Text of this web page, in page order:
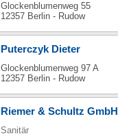
Glockenblumenweg 55
12357 Berlin - Rudow
Puterczyk Dieter
Glockenblumenweg 97 A
12357 Berlin - Rudow
Riemer & Schultz GmbH
Sanitär